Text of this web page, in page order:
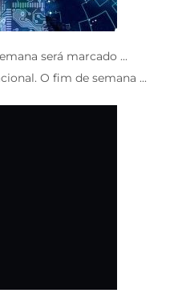
será marcado ...
O fim de semana ...